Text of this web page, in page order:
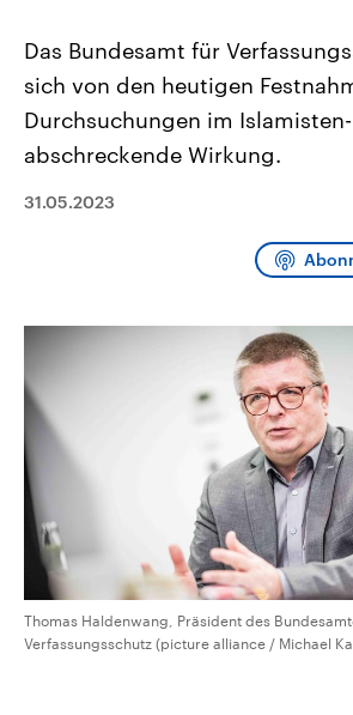
2026
Alle Informationen
Sachsen-Anhalt wählt am 6.
September 2026 einen neuen
Landtag. Seit 2021 wird das
CDU, SPD und FDP regiert.-
Wahlprogramme, aktuelle Berichte
und Hintergründe zu den Parteien
und Kandidaten der anstehenden
Programm
Das Bundesamt für
sich von den heutigen
Durchsuchungen im
abschreckende Wirkung.
31.05.2023
Thomas Haldenwang, Präsident des
Verfassungsschutz (picture alliance / Michael